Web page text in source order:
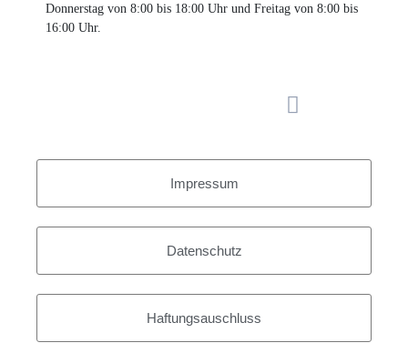
Donnerstag von 8:00 bis 18:00 Uhr und Freitag von 8:00 bis
16:00 Uhr.
Impressum
Datenschutz
Haftungsauschluss